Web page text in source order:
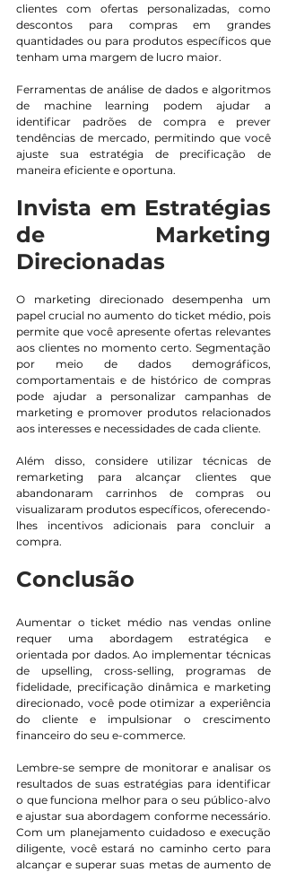
clientes com ofertas personalizadas, como
descontos para compras em grandes
quantidades ou para produtos específicos que
tenham uma margem de lucro maior.
Ferramentas de análise de dados e algoritmos
de machine learning podem ajudar a
identificar padrões de compra e prever
tendências de mercado, permitindo que você
ajuste sua estratégia de precificação de
maneira eficiente e oportuna.
Invista em Estratégias
de Marketing
Direcionadas
O marketing direcionado desempenha um
papel crucial no aumento do ticket médio, pois
permite que você apresente ofertas relevantes
aos clientes no momento certo. Segmentação
por meio de dados demográficos,
comportamentais e de histórico de compras
pode ajudar a personalizar campanhas de
marketing e promover produtos relacionados
aos interesses e necessidades de cada cliente.
Além disso, considere utilizar técnicas de
remarketing para alcançar clientes que
abandonaram carrinhos de compras ou
visualizaram produtos específicos, oferecendo-
lhes incentivos adicionais para concluir a
compra.
Conclusão
Aumentar o ticket médio nas vendas online
requer uma abordagem estratégica e
orientada por dados. Ao implementar técnicas
de upselling, cross-selling, programas de
fidelidade, precificação dinâmica e marketing
direcionado, você pode otimizar a experiência
do cliente e impulsionar o crescimento
financeiro do seu e-commerce.
Lembre-se sempre de monitorar e analisar os
resultados de suas estratégias para identificar
o que funciona melhor para o seu público-alvo
e ajustar sua abordagem conforme necessário.
Com um planejamento cuidadoso e execução
diligente, você estará no caminho certo para
alcançar e superar suas metas de aumento de